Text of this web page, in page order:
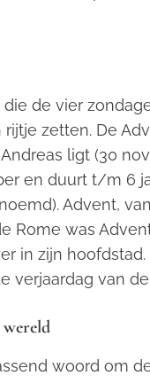
de vier
zetten. De
ligt (30
en duurt t/m 6
Advent,
Rome was
in zijn
verjaardag van
wereld
woord om